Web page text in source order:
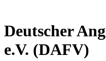
Deutscher
e.V. (DAFV)